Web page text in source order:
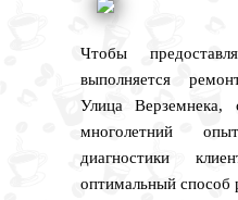
Чтобы
выполняется
Улица Верземнека,
многолетний
диагностики
оптимальный способ